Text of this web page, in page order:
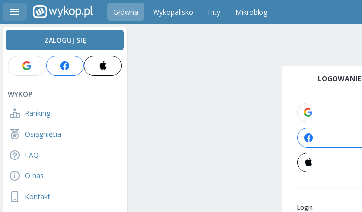
Główna Wykopalisko Hity Mikroblog
ZALOGUJ SIĘ
WYKOP
Ranking
Osiągnięcia
FAQ
O nas
Kontakt
LOGOWANIE
Login